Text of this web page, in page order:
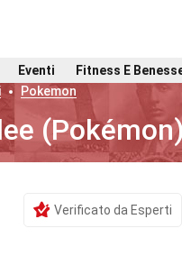
Eventi
Fitness E
Pokemon
Verificato da Esperti